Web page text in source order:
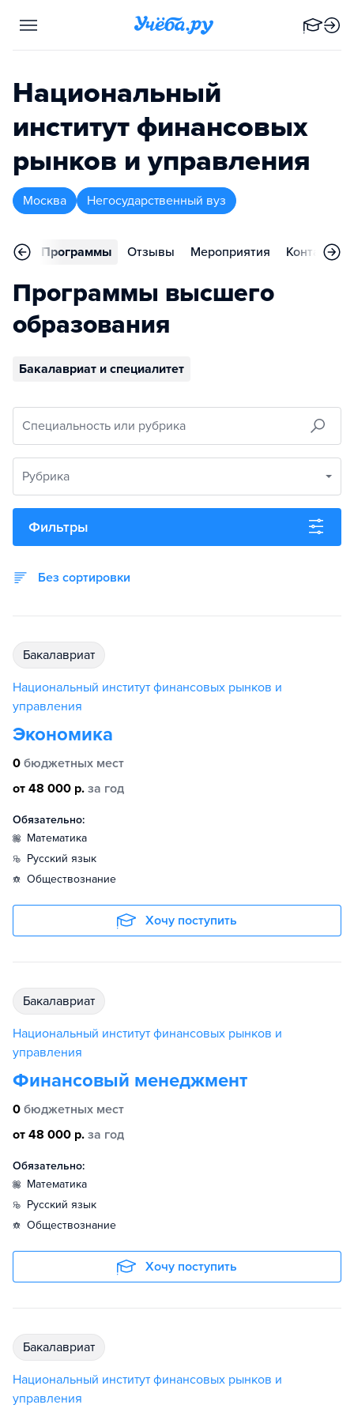
Национальный
институт финансовых
рынков и управления
Москва Негосударственный вуз
Программы Отзывы Мероприятия Контакты
Программы высшего
образования
Бакалавриат и специалитет
Специальность или рубрика
Рубрика
Фильтры
Без сортировки
бакалавриат
Национальный институт финансовых рынков и
управления
Экономика
0 бюджетных мест
от 48 000 р. за год
Обязательно:
математика
русский язык
обществознание
Хочу поступить
бакалавриат
Национальный институт финансовых рынков и
управления
Финансовый менеджмент
0 бюджетных мест
от 48 000 р. за год
Обязательно:
математика
русский язык
обществознание
Хочу поступить
бакалавриат
Национальный институт финансовых рынков и
управления